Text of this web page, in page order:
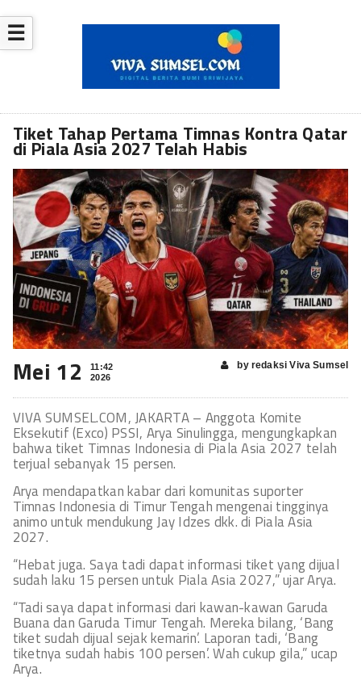
☰
Tiket Tahap Pertama Timnas Kontra Qatar
di Piala Asia 2027 Telah Habis
Mei 12
11:42
2026
by redaksi Viva Sumsel
VIVA SUMSEL.COM, JAKARTA – Anggota Komite
Eksekutif (Exco) PSSI, Arya Sinulingga, mengungkapkan
bahwa tiket Timnas Indonesia di Piala Asia 2027 telah
terjual sebanyak 15 persen.
Arya mendapatkan kabar dari komunitas suporter
Timnas Indonesia di Timur Tengah mengenai tingginya
animo untuk mendukung Jay Idzes dkk. di Piala Asia
2027.
“Hebat juga. Saya tadi dapat informasi tiket yang dijual
sudah laku 15 persen untuk Piala Asia 2027,” ujar Arya.
“Tadi saya dapat informasi dari kawan-kawan Garuda
Buana dan Garuda Timur Tengah. Mereka bilang, ‘Bang
tiket sudah dijual sejak kemarin’. Laporan tadi, ‘Bang
tiketnya sudah habis 100 persen’. Wah cukup gila,” ucap
Arya.